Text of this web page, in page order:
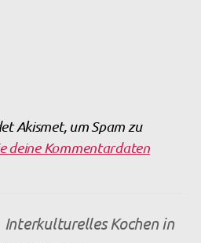
Akismet, um Spam zu
deine Kommentardaten
Interkulturelles Kochen in